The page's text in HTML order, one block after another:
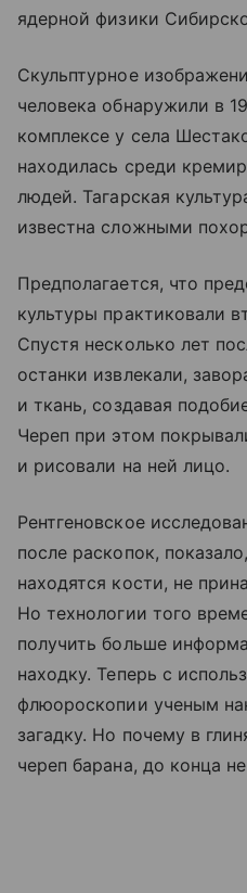
ядерной физики
Скульптурное
человека обнаружили в
комплексе у села
находилась среди
людей. Тагарская
известна сложными
Предполагается, что
культуры практиковали
Спустя несколько лет
останки извлекали,
и ткань, создавая
Череп при этом
и рисовали на ней лицо.
Рентгеновское
после раскопок,
находятся кости, не
Но технологии того
получить больше
находку. Теперь с
флюороскопии ученым
загадку. Но почему в
череп барана, до конца